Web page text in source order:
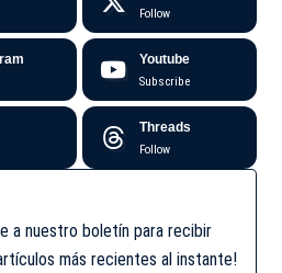
Follow
Youtube
Subscribe
Threads
Follow
a nuestro boletín para recibir
más recientes al instante!